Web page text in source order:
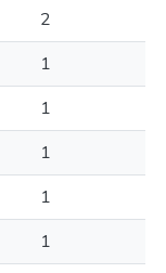
2
1
1
1
1
1